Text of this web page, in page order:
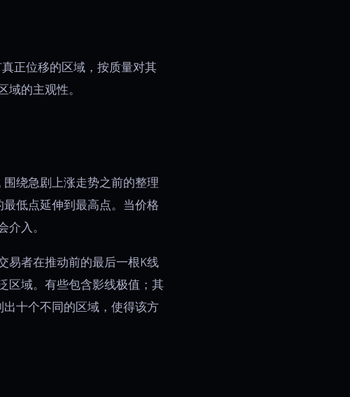
正位移的区域，按质量对其
的主观性。
围绕急剧上涨走势之前的整理
低点延伸到最高点。当价格
入。
易者在推动前的最后一根K线
区域。有些包含影线极值；其
十个不同的区域，使得该方